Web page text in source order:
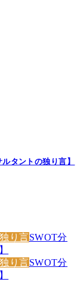
タントの独り言】
り言SWOT分
り言SWOT分